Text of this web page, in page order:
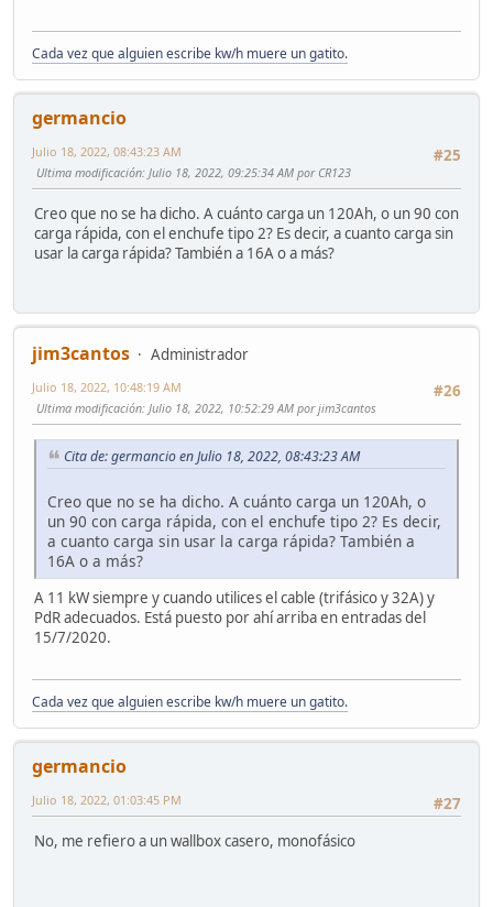
Cada vez que alguien escribe kw/h muere un gatito.
germancio
#25
Julio 18, 2022, 08:43:23 AM
Ultima modificación: Julio 18, 2022, 09:25:34 AM por CR123
Creo que no se ha dicho. A cuánto carga un 120Ah, o un 90 con
carga rápida, con el enchufe tipo 2? Es decir, a cuanto carga sin
usar la carga rápida? También a 16A o a más?
jim3cantos
Administrador
#26
Julio 18, 2022, 10:48:19 AM
Ultima modificación: Julio 18, 2022, 10:52:29 AM por jim3cantos
Cita de: germancio en Julio 18, 2022, 08:43:23 AM
Creo que no se ha dicho. A cuánto carga un 120Ah, o
un 90 con carga rápida, con el enchufe tipo 2? Es decir,
a cuanto carga sin usar la carga rápida? También a
16A o a más?
A 11 kW siempre y cuando utilices el cable (trifásico y 32A) y
PdR adecuados. Está puesto por ahí arriba en entradas del
15/7/2020.
Cada vez que alguien escribe kw/h muere un gatito.
germancio
#27
Julio 18, 2022, 01:03:45 PM
No, me refiero a un wallbox casero, monofásico